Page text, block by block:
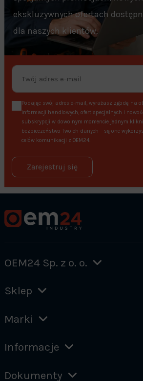
ekskluzywnych ofertach
dla naszych klientów.
Podając swój adres e-mail, wyrażasz zgodę na
informacji handlowych, ofert specjalnych i
subskrypcji w dowolnym momencie jednym
bezpieczeństwo Twoich danych – są one
celów komunikacji z OEM24.
Zarejestruj się
OEM24 Sp. z o. o.
Sklep
Marki
Informacje
Dokumenty